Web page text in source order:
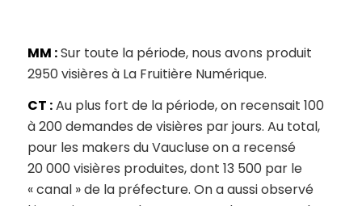
MM :Sur toute la période, nous avons produit
2950 visières à La Fruitière Numérique.
CT :Au plus fort de la période, on recensait 100
à 200 demandes de visières par jours. Au total,
pour les makers du Vaucluse on a recensé
20 000 visières produites, dont 13 500 par le
« canal » de la préfecture. On a aussi observé